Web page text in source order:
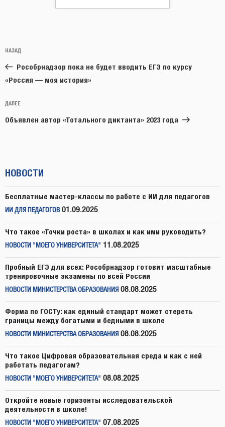
по
записям
Предыдущая
запись:
НАЗАД
Рособрнадзор пока не будет вводить ЕГЭ по курсу
«Россия — моя история»
Следующая
запись
ДАЛЕЕ
Объявлен автор «Тотального диктанта» 2023 года
НОВОСТИ
Бесплатные мастер-классы по работе с ИИ для педагогов
ИИ ДЛЯ ПЕДАГОГОВ 01.09.2025
Что такое «Точки роста» в школах и как ими руководить?
НОВОСТИ "МОЕГО УНИВЕРСИТЕТА" 11.08.2025
Пробный ЕГЭ для всех: Рособрнадзор готовит масштабные
тренировочные экзамены по всей России
НОВОСТИ МИНИСТЕРСТВА ОБРАЗОВАНИЯ 08.08.2025
Форма по ГОСТу: как единый стандарт может стереть
границы между богатыми и бедными в школе
НОВОСТИ МИНИСТЕРСТВА ОБРАЗОВАНИЯ 08.08.2025
Что такое Цифровая образовательная среда и как с ней
работать педагогам?
НОВОСТИ "МОЕГО УНИВЕРСИТЕТА" 08.08.2025
Откройте новые горизонты исследовательской
деятельности в школе!
НОВОСТИ "МОЕГО УНИВЕРСИТЕТА" 07.08.2025